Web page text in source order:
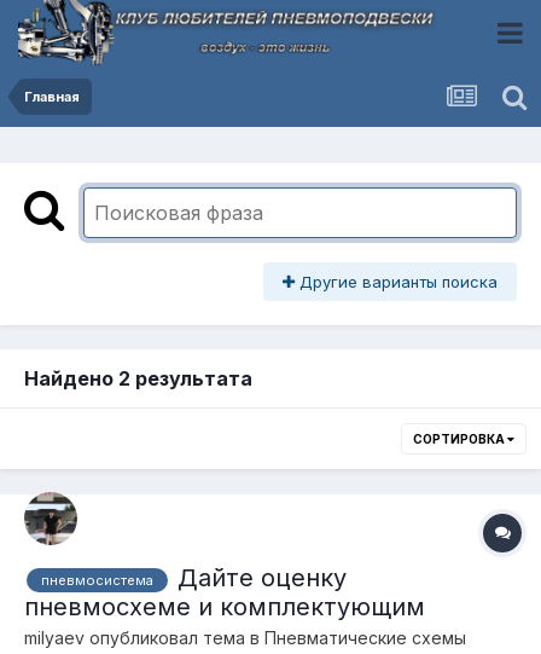
Главная
Другие варианты поиска
Найдено 2 результата
СОРТИРОВКА
пневмосистема
Дайте оценку
пневмосхеме и комплектующим
milyaev опубликовал тема в Пневматические схемы